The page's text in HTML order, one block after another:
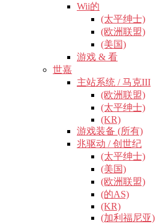
Wii的
(太平绅士)
(欧洲联盟)
(美国)
游戏 & 看
世嘉
主站系统 / 马克III
(欧洲联盟)
(太平绅士)
(KR)
游戏装备 (所有)
兆驱动 / 创世纪
(太平绅士)
(美国)
(欧洲联盟)
(的AS)
(KR)
(加利福尼亚)